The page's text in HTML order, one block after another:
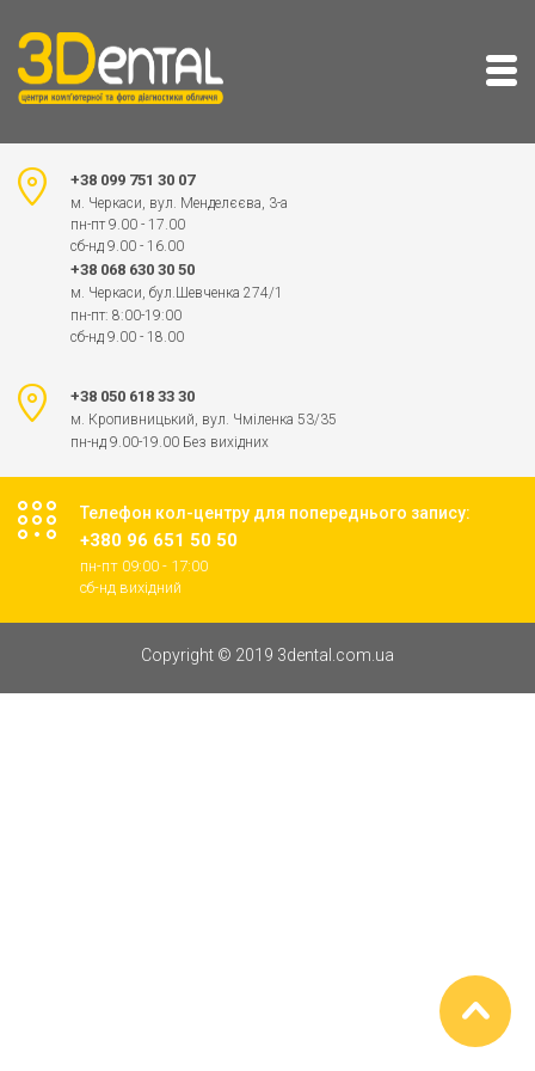
+38 099 751 30 07
м. Черкаси, вул. Менделєєва, 3-а
пн-пт 9.00 - 17.00
сб-нд 9.00 - 16.00
+38 068 630 30 50
м. Черкаси, бул.Шевченка 274/1
пн-пт: 8:00-19:00
сб-нд 9.00 - 18.00
+38 050 618 33 30
м. Кропивницький, вул. Чміленка 53/35
пн-нд 9.00-19.00 Без вихідних
Телефон кол-центру для попереднього запису:
+380 96 651 50 50
пн-пт 09:00 - 17:00
cб-нд вихідний
Copyright © 2019 3dental.com.ua